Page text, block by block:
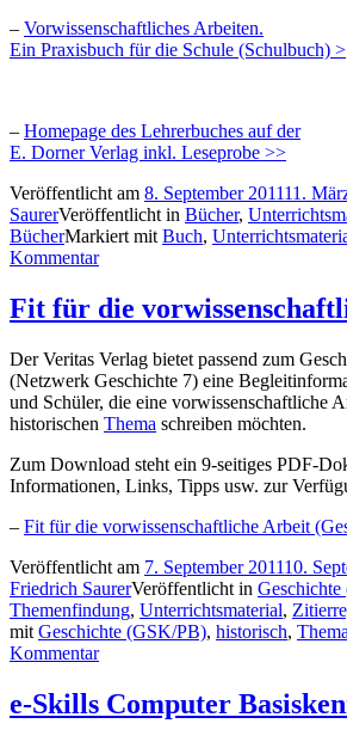
– Vorwissenschaftliches Arbeiten.
Ein Praxisbuch für die Schule (Schulbuch) >
– Homepage des Lehrerbuches auf der
E. Dorner Verlag inkl. Leseprobe >>
Veröffentlicht am 8. September 201111.
SaurerVeröffentlicht in Bücher,
BücherMarkiert mit Buch,
Kommentar
Fit für die
Der Veritas Verlag bietet passend zum
(Netzwerk Geschichte 7) eine
und Schüler, die eine vorwissenschaftliche
historischen Thema schreiben möchten.
Zum Download steht ein 9-seitiges PDF-
Informationen, Links, Tipps usw. zur
– Fit für die vorwissenschaftliche Arbeit
Veröffentlicht am 7. September 201110.
Friedrich SaurerVeröffentlicht in
Themenfindung, Unterrichtsmaterial,
mit Geschichte (GSK/PB), historisch, Thema
Kommentar
e-Skills Computer